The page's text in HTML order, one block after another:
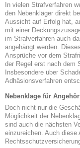
In vielen Strafverfahren
den Nebenkläger direkt
Aussicht auf Erfolg hat,
mit einer
im Strafverfahren auch
angehängt werden.
Ansprüche vor dem
der Regel erst nach dem
Insbesondere über
Adhäsionsverfahren
Nebenklage für
Doch nicht nur die
Möglichkeit der
sind auch die nächsten
einzureichen. Auch